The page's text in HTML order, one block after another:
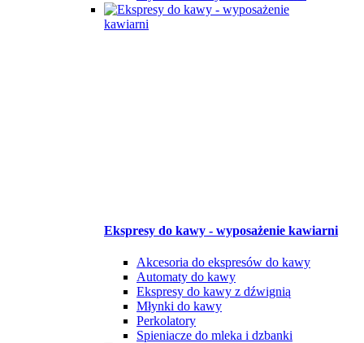
Ekspresy do kawy - wyposażenie kawiarni
Akcesoria do ekspresów do kawy
Automaty do kawy
Ekspresy do kawy z dźwignią
Młynki do kawy
Perkolatory
Spieniacze do mleka i dzbanki